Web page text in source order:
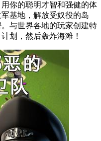
你的聪明才智和强健的体
基地，解放受奴役的岛
与世界各地的玩家创建特
划，然后轰炸海滩！